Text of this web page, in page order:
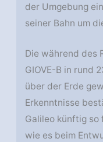
der Umgebung
seiner Bahn um
Die während des
GIOVE-B in rund
über der Erde
Erkenntnisse
Galileo künftig so
wie es beim